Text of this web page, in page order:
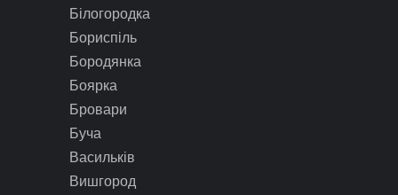
Білогородка
Бориспіль
Бородянка
Боярка
Бровари
Буча
Васильків
Вишгород